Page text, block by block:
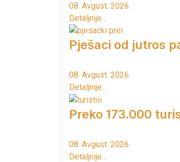
08. Avgust. 2026.
Detaljnije...
Pješaci od jutros
08. Avgust. 2026.
Detaljnije...
Preko 173.000
08. Avgust. 2026.
Detaljnije...